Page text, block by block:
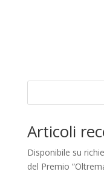
Articoli
Disponibile su
del Premio